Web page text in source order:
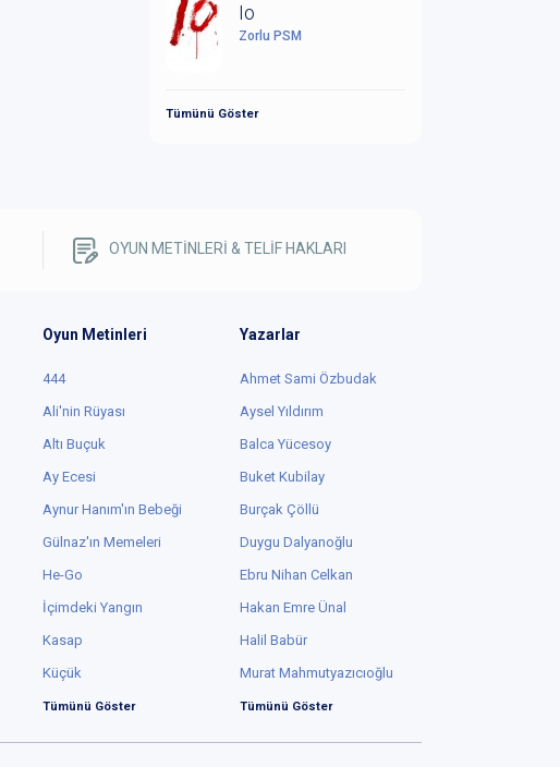
Io
Zorlu PSM
Tümünü Göster
OYUN METİNLERİ & TELİF HAKLARI
Oyun Metinleri
444
Ali'nin Rüyası
Altı Buçuk
Ay Ecesi
Aynur Hanım'ın Bebeği
Gülnaz'ın Memeleri
He-Go
İçimdeki Yangın
Kasap
Küçük
Tümünü Göster
Yazarlar
Ahmet Sami Özbudak
Aysel Yıldırım
Balca Yücesoy
Buket Kubilay
Burçak Çöllü
Duygu Dalyanoğlu
Ebru Nihan Celkan
Hakan Emre Ünal
Halil Babür
Murat Mahmutyazıcıoğlu
Tümünü Göster